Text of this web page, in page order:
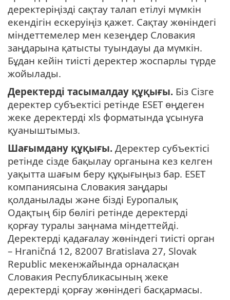
деректеріңізді сақтау талап етiлуi мүмкiн
екендiгiн ескеруiңiз қажет. Сақтау жөнiндегi
мiндеттемелер мен кезеңдер Словакия
заңдарына қатысты туындауы да мүмкiн.
Бұдан кейін тиісті деректер жоспарлы түрде
жойылады.
Деректерді тасымалдау құқығы. Біз Сізге
деректер субъектісі ретінде ESET өңдеген
жеке деректерді xls форматында ұсынуға
қуаныштымыз.
Шағымдану құқығы. Деректер субъектісі
ретінде сізде бақылау органына кез келген
уақытта шағым беру құқығыңыз бар. ESET
компаниясына Словакия заңдары
қолданылады және бізді Еуропалық
Одақтың бір бөлігі ретінде деректерді
қорғау туралы заңнама міндеттейді.
Деректердi қадағалау жөнiндегi тиiстi орган
– Hraničná 12, 82007 Bratislava 27, Slovak
Republic мекенжайында орналасқан
Словакия Республикасының жеке
деректердi қорғау жөнiндегi басқармасы.